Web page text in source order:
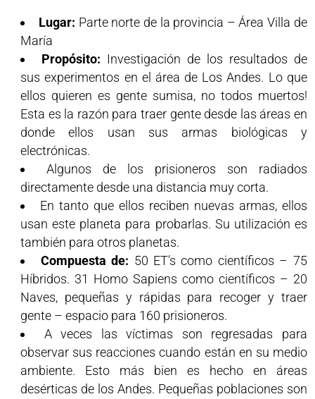
Lugar: Parte norte de la provincia – Área Villa de
María
Propósito: Investigación de los resultados de
sus experimentos en el área de Los Andes. Lo que
ellos quieren es gente sumisa, no todos muertos!
Esta es la razón para traer gente desde las áreas en
donde ellos usan sus armas biológicas y
electrónicas.
Algunos de los prisioneros son radiados
directamente desde una distancia muy corta.
En tanto que ellos reciben nuevas armas, ellos
usan este planeta para probarlas. Su utilización es
también para otros planetas.
Compuesta de: 50 ET’s como científicos – 75
Híbridos. 31 Homo Sapiens como científicos – 20
Naves, pequeñas y rápidas para recoger y traer
gente – espacio para 160 prisioneros.
A veces las víctimas son regresadas para
observar sus reacciones cuando están en su medio
ambiente. Esto más bien es hecho en áreas
desérticas de los Andes. Pequeñas poblaciones son